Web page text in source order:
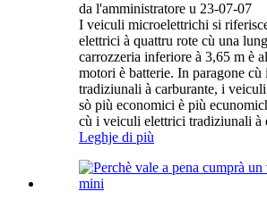
da l'amministratore u 23-07-07
I veiculi microelettrichi si
elettrici à quattru rote cù una
carrozzeria inferiore à 3,65 m è
motori è batterie. In paragone
tradiziunali à carburante, i
sò più economici è più
cù i veiculi elettrici tradiziunali à
Leghje di più